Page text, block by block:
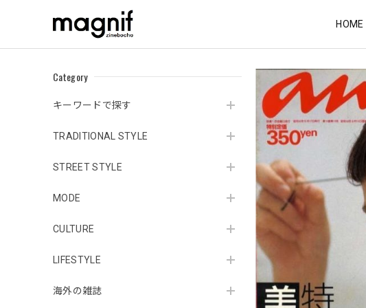
HOME
Category
キーワードで探す
TRADITIONAL STYLE
STREET STYLE
MODE
CULTURE
LIFESTYLE
海外の雑誌